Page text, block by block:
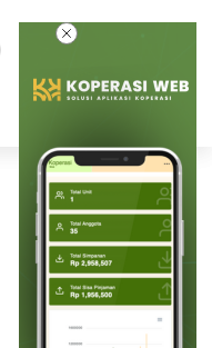
4 Ide Bisnis Online